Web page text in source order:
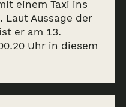
einem Taxi ins
Laut Aussage der
er am 13.
Uhr in diesem